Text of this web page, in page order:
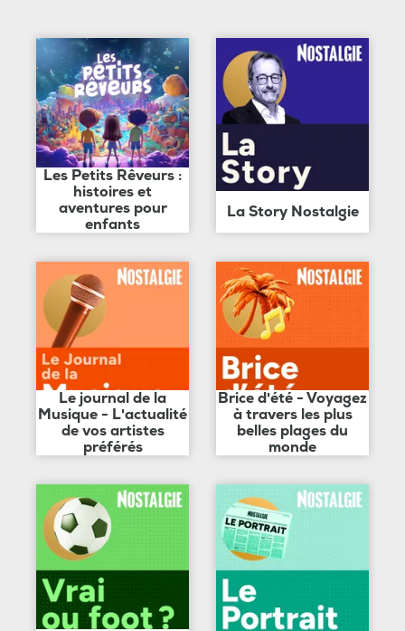
Les Petits Rêveurs :
histoires et
aventures pour
enfants
La Story Nostalgie
Le journal de la
Musique - L'actualité
de vos artistes
préférés
Brice d'été - Voyagez
à travers les plus
belles plages du
monde